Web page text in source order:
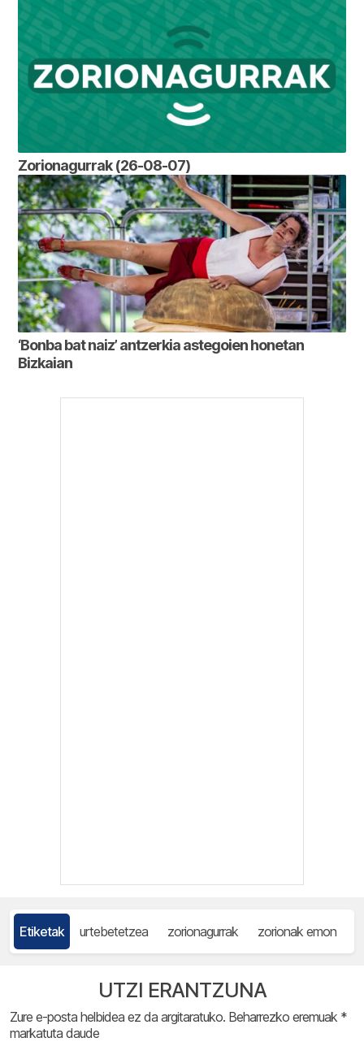
Zorionagurrak (26-08-07)
‘Bonba bat naiz’ antzerkia astegoien honetan
Bizkaian
Etiketak urtebetetzea zorionagurrak zorionak emon
UTZI ERANTZUNA
Zure e-posta helbidea ez da argitaratuko. Beharrezko eremuak *
markatuta daude